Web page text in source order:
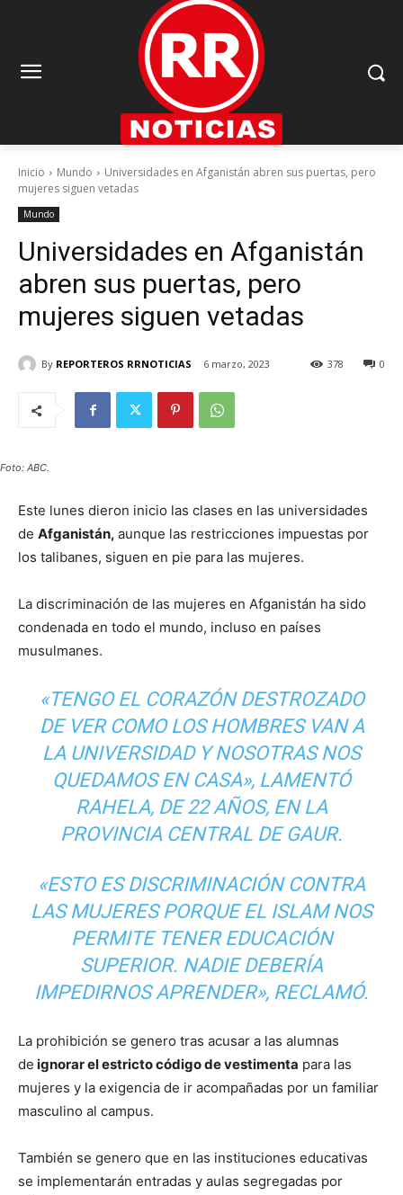
Inicio Mundo
Universidades en Afganistán abren sus puertas, pero
mujeres siguen vetadas
Mundo
Universidades en Afganistán
abren sus puertas, pero
mujeres siguen vetadas
By REPORTEROS RRNOTICIAS 6 marzo, 2023 0
378
Foto: ABC.
Este lunes dieron inicio las clases en las universidades
de Afganistán, aunque las restricciones impuestas por
los talibanes, siguen en pie para las mujeres.
La discriminación de las mujeres en Afganistán ha sido
condenada en todo el mundo, incluso en países
musulmanes.
«TENGO EL CORAZÓN DESTROZADO
DE VER COMO LOS HOMBRES VAN A
LA UNIVERSIDAD Y NOSOTRAS NOS
QUEDAMOS EN CASA», LAMENTÓ
RAHELA, DE 22 AÑOS, EN LA
PROVINCIA CENTRAL DE GAUR.
«ESTO ES DISCRIMINACIÓN CONTRA
LAS MUJERES PORQUE EL ISLAM NOS
PERMITE TENER EDUCACIÓN
SUPERIOR. NADIE DEBERÍA
IMPEDIRNOS APRENDER», RECLAMÓ.
La prohibición se genero tras acusar a las alumnas
de ignorar el estricto código de vestimenta para las
mujeres y la exigencia de ir acompañadas por un familiar
masculino al campus.
También se genero que en las instituciones educativas
se implementarán entradas y aulas segregadas por